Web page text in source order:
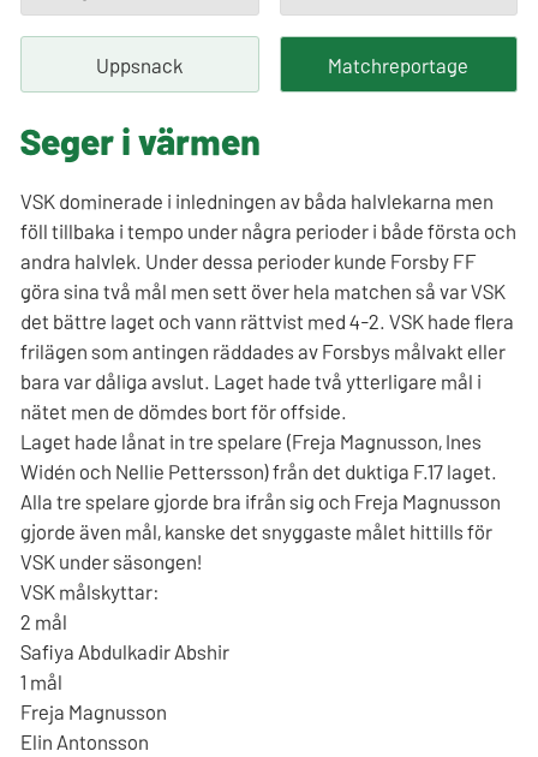
Uppsnack Matchreportage
Seger i värmen
VSK dominerade i inledningen av båda halvlekarna men
föll tillbaka i tempo under några perioder i både första och
andra halvlek. Under dessa perioder kunde Forsby FF
göra sina två mål men sett över hela matchen så var VSK
det bättre laget och vann rättvist med 4-2. VSK hade flera
frilägen som antingen räddades av Forsbys målvakt eller
bara var dåliga avslut. Laget hade två ytterligare mål i
nätet men de dömdes bort för offside.
Laget hade lånat in tre spelare (Freja Magnusson, Ines
Widén och Nellie Pettersson) från det duktiga F.17 laget.
Alla tre spelare gjorde bra ifrån sig och Freja Magnusson
gjorde även mål, kanske det snyggaste målet hittills för
VSK under säsongen!
VSK målskyttar:
2 mål
Safiya Abdulkadir Abshir
1 mål
Freja Magnusson
Elin Antonsson